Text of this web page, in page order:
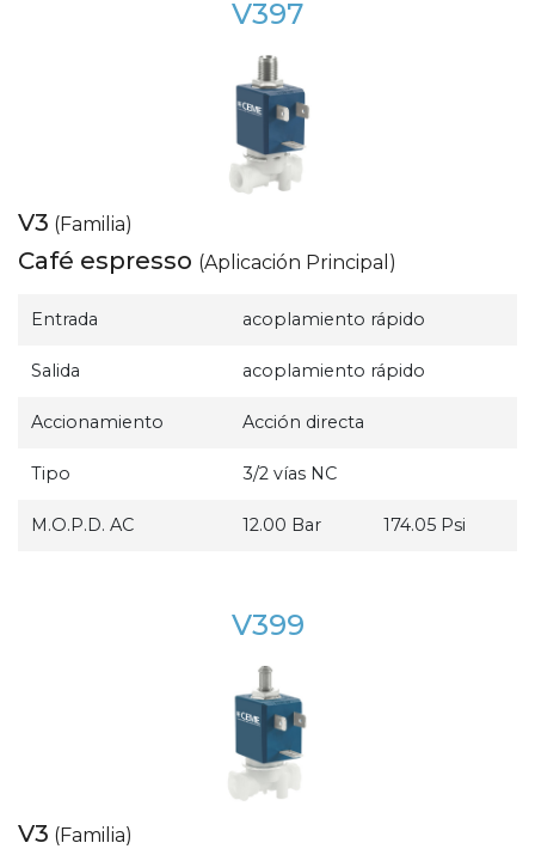
V397
V3 (Familia)
Café espresso (Aplicación Principal)
Entrada acoplamiento rápido
Salida acoplamiento rápido
Accionamiento Acción directa
Tipo 3/2 vías NC
M.O.P.D. AC 12.00 Bar 174.05 Psi
V399
V3 (Familia)